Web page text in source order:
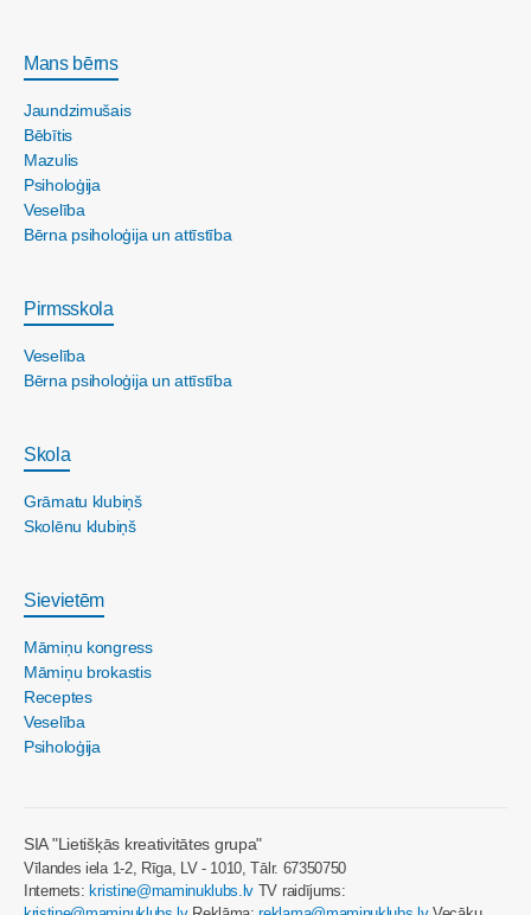
Mans bērns
Jaundzimušais
Bēbītis
Mazulis
Psiholoģija
Veselība
Bērna psiholoģija un attīstība
Pirmsskola
Veselība
Bērna psiholoģija un attīstība
Skola
Grāmatu klubiņš
Skolēnu klubiņš
Sievietēm
Māmiņu kongress
Māmiņu brokastis
Receptes
Veselība
Psiholoģija
SIA "Lietišķās kreativitātes grupa"
Vīlandes iela 1-2, Rīga, LV - 1010, Tālr. 67350750
Internets:kristine@maminuklubs.lv TV raidījums: